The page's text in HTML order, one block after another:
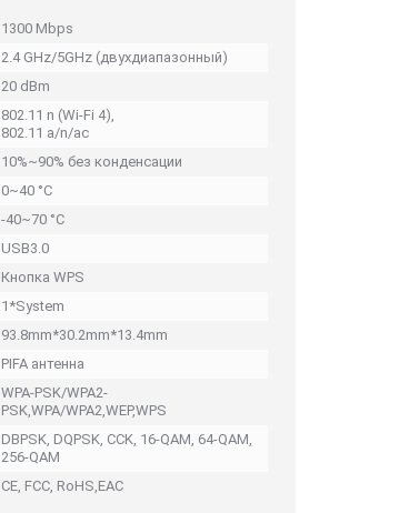
1300 Mbps
2.4 GHz/5GHz (двухдиапазонный)
20 dBm
802.11 n (Wi-Fi 4),
802.11 a/n/ac
10%~90% без конденсации
0~40 °C
-40~70 °C
USB3.0
Кнопка WPS
1*System
93.8mm*30.2mm*13.4mm
PIFA антенна
WPA-PSK/WPA2-
PSK,WPA/WPA2,WEP,WPS
DBPSK, DQPSK, CCK, 16-QAM, 64-QAM,
256-QAM
CE, FCC, RoHS,EAC